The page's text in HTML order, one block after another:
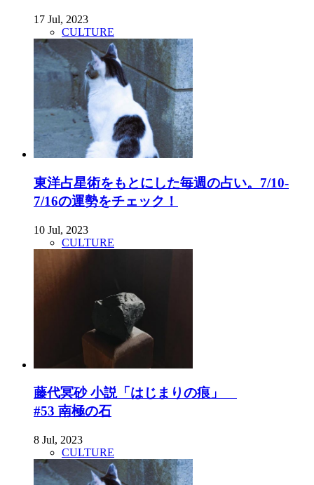
17 Jul, 2023
CULTURE
東洋占星術をもとにした毎週の占い。7/10-
7/16の運勢をチェック！
10 Jul, 2023
CULTURE
藤代冥砂 小説「はじまりの痕」
#53 南極の石
8 Jul, 2023
CULTURE